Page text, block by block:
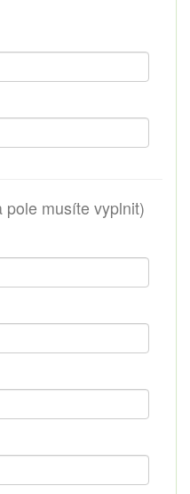
pole musíte vyplnit)